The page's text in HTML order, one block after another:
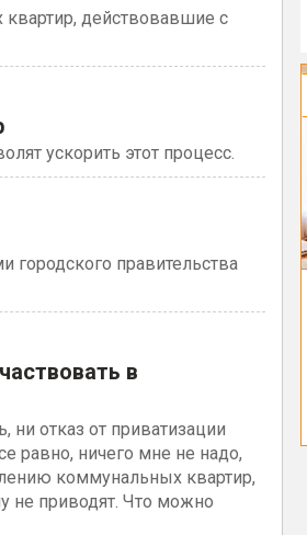
действовавшие с
ускорить этот процесс.
городского правительства
в
отказ от приватизации
равно, ничего мне не надо,
коммунальных квартир,
не приводят. Что можно